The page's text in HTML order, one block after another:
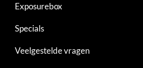
Exposurebox
Specials
Veelgestelde vragen